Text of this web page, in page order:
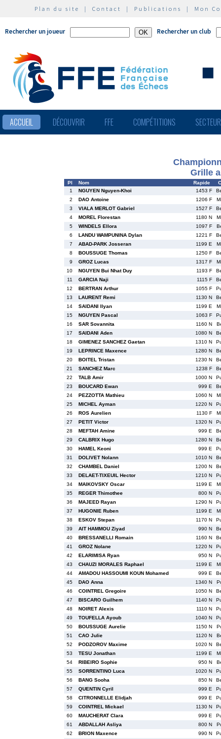
Plan du site | Contact | Publications | Mon
Rechercher un joueur Rechercher un club
ACCUEIL DÉCOUVRIR FFE COMPÉTITIONS
Grille
Pl Nom Rapide
1
NGUYEN Nguyen-Khoi 1453 F
2
DAO Antoine 1206 F
3
VIALA MERLOT Gabriel 1527 F
4
MOREL Florestan 1180 N
5
WINDELS Ellora 1097 F
6
LANDU WAMPUNINA Dylan 1221 F
7
ABAD-PARK Josseran 1199 E
8
BOUSSUGE Thomas 1250 F
9
GROZ Lucas 1317 F
10
NGUYEN Bui Nhat Duy 1193 F
11
GARCIA Naji 1115 F
12
BERTRAN Arthur 1055 F
13
LAURENT Remi 1130 N
14
SAIDANI Ilyan 1199 E
15
NGUYEN Pascal 1063 F
16
SAR Sovannita 1160 N
17
SAIDANI Aden 1080 N
18
GIMENEZ SANCHEZ Gaetan 1310 N
19
LEPRINCE Maxence 1280 N
20
BOITEL Tristan 1230 N
21
SANCHEZ Marc 1238 F
22
TALB Amir 1000 N
23
BOUCARD Ewan 999 E
24
PEZZOTTA Mathieu 1060 N
25
MICHEL Ayman 1220 N
26
ROS Aurelien 1130 F
27
PETIT Victor 1320 N
28
MEFTAH Amine 999 E
29
CALBRIX Hugo 1280 N
30
HAMEL Keoni 999 E
31
DOLIVET Nolann 1010 N
32
CHAMBEL Daniel 1200 N
33
DELAET-TIXEUIL Hector 1210 N
34
MAIKOVSKY Oscar 1199 E
35
REGER Thimothee 800 N
36
MAJEED Rayan 1290 N
37
HUGONIE Ruben 1199 E
38
ESKOV Stepan 1170 N
39
AIT HAMMOU Ziyad 990 N
40
BRESSANELLI Romain 1160 N
41
GROZ Nolane 1220 N
42
ELARIMISA Ryan 950 N
43
CHAUZI MORALES Raphael 1199 E
44
AMADOU HASSOUMI KOUN Mohamed 999 E
45
DAO Anna 1340 N
46
COINTREL Gregoire 1050 N
47
BISCARO Guilhem 1140 N
48
NOIRET Alexis 1110 N
49
TOUFELLA Ayoub 1040 N
50
BOUSSUGE Aurelie 1150 N
51
CAO Julie 1120 N
52
PODZOROV Maxime 1020 N
53
TESU Jonathan 1199 E
54
RIBEIRO Sophie 950 N
55
SORRENTINO Luca 1020 N
56
BANG Sooha 850 N
57
QUENTIN Cyril 999 E
58
CITRONNELLE Elidjah 999 E
59
COINTREL Mickael 1130 N
60
MAUCHERAT Clara 999 E
61
ABDALLAH Asliya 800 N
62
BRION Maxence 990 N